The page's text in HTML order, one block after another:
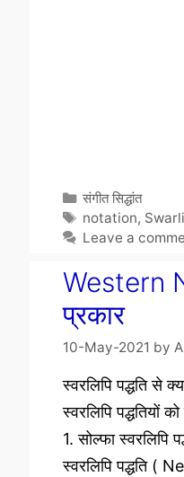
Categories
संगीत सिद्धांत
Tags
notation,
Leave a
Western
प्रकार
10-May-2021 by
स्वरलिपि पद्धति से
स्वरलिपि पद्धतियों
1. सोल्फा
स्वरलिपि पद्धति